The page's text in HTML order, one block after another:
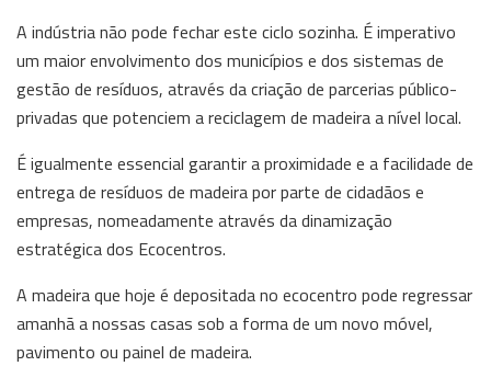
A indústria não pode fechar este ciclo sozinha. É imperativo
um maior envolvimento dos municípios e dos sistemas de
gestão de resíduos, através da criação de parcerias público-
privadas que potenciem a reciclagem de madeira a nível local.
É igualmente essencial garantir a proximidade e a facilidade de
entrega de resíduos de madeira por parte de cidadãos e
empresas, nomeadamente através da dinamização
estratégica dos Ecocentros.
A madeira que hoje é depositada no ecocentro pode regressar
amanhã a nossas casas sob a forma de um novo móvel,
pavimento ou painel de madeira.